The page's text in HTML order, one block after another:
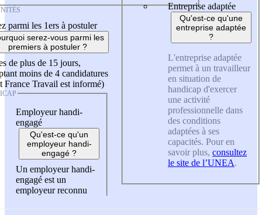
parmi les 1ers à postuler
serez-vous parmi les
premiers à postuler ?
de plus de 15 jours,
moins de 4 candidatures
France Travail est informé)
Employeur handi-
engagé
Qu'est-ce qu'un
employeur handi-
engagé ?
Un employeur handi-
engagé est un
employeur reconnu
Entreprise adaptée
Qu'est-ce qu'une
entreprise adaptée
?
L'entreprise adaptée
permet à un travailleur
en situation de
handicap d'exercer
une activité
professionnelle dans
des conditions
adaptées à ses
capacités. Pour en
savoir plus, consultez
le site de l’UNEA.